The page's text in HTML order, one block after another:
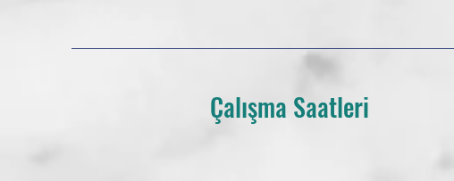
Çalışma Saatleri